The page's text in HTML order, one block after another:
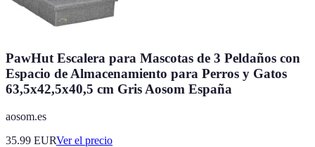
PawHut Escalera para Mascotas de 3 Peldaños con
Espacio de Almacenamiento para Perros y Gatos
63,5x42,5x40,5 cm Gris Aosom España
aosom.es
35.99 EURVer el precio